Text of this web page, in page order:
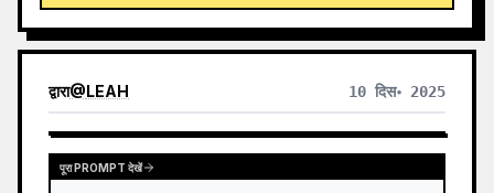
क्रेडिट की बर्बादी से उचित रूप से बचा जा सकता है।
द्वारा@LEAH 10 दिस॰ 2025
पूरा PROMPT देखें